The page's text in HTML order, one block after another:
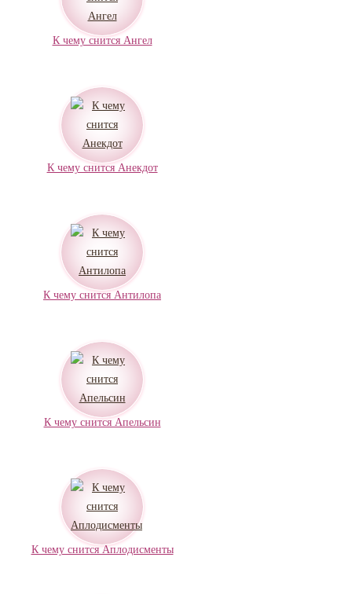
К чему снится Ангел
К чему снится Анекдот
К чему снится Антилопа
К чему снится Апельсин
К чему снится Аплодисменты